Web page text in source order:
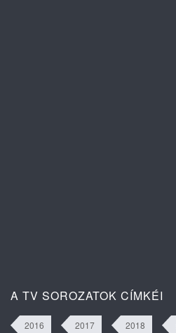
A TV SOROZATOK CÍMKÉI
2016 2017 2018